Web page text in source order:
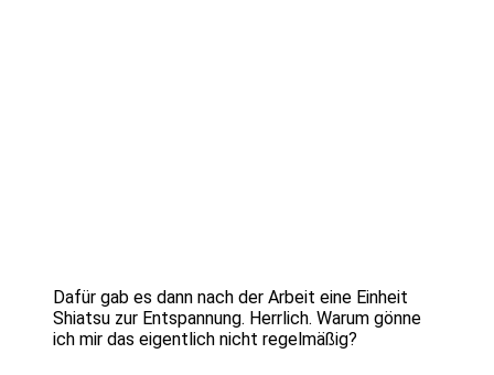
Dafür gab es dann nach der Arbeit eine Einheit
Shiatsu zur Entspannung. Herrlich. Warum gönne
ich mir das eigentlich nicht regelmäßig?